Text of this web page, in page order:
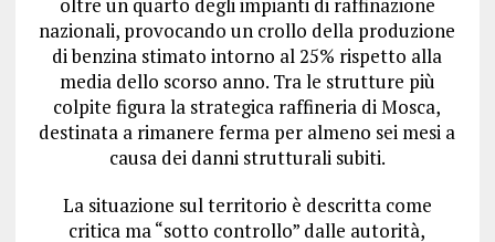
oltre un quarto degli impianti di raffinazione
nazionali, provocando un crollo della produzione
di benzina stimato intorno al 25% rispetto alla
media dello scorso anno. Tra le strutture più
colpite figura la strategica raffineria di Mosca,
destinata a rimanere ferma per almeno sei mesi a
causa dei danni strutturali subiti.
La situazione sul territorio è descritta come
critica ma “sotto controllo” dalle autorità,